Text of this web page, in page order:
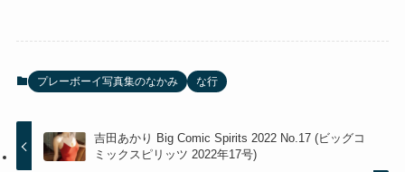
プレーボーイ写真集のなかみ な行
吉田あかり Big Comic Spirits 2022 No.17 (ビッグコ
ミックスピリッツ 2022年17号)